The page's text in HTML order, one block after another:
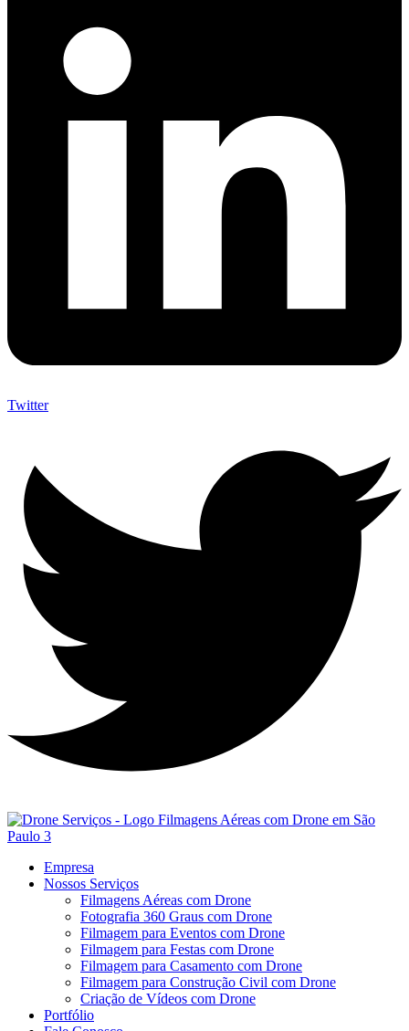
Twitter
Empresa
Nossos Serviços
Filmagens Aéreas com Drone
Fotografia 360 Graus com Drone
Filmagem para Eventos com Drone
Filmagem para Festas com Drone
Filmagem para Casamento com Drone
Filmagem para Construção Civil com Drone
Criação de Vídeos com Drone
Portfólio